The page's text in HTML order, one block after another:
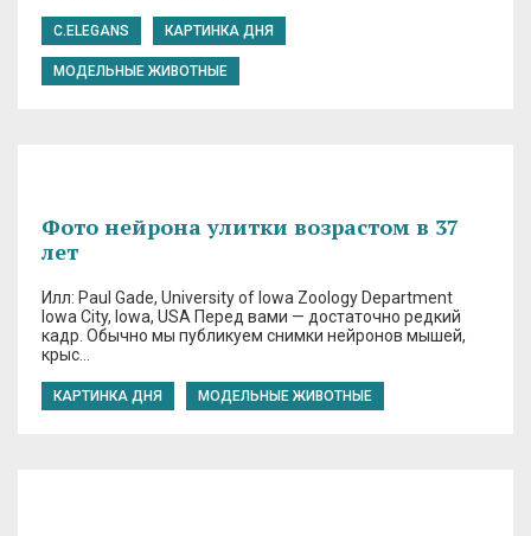
C.ELEGANS КАРТИНКА ДНЯ
МОДЕЛЬНЫЕ ЖИВОТНЫЕ
Фото нейрона улитки возрастом в 37
лет
Илл: Paul Gade, University of Iowa Zoology Department
Iowa City, Iowa, USA Перед вами — достаточно редкий
кадр. Обычно мы публикуем снимки нейронов мышей,
крыс…
КАРТИНКА ДНЯ МОДЕЛЬНЫЕ ЖИВОТНЫЕ